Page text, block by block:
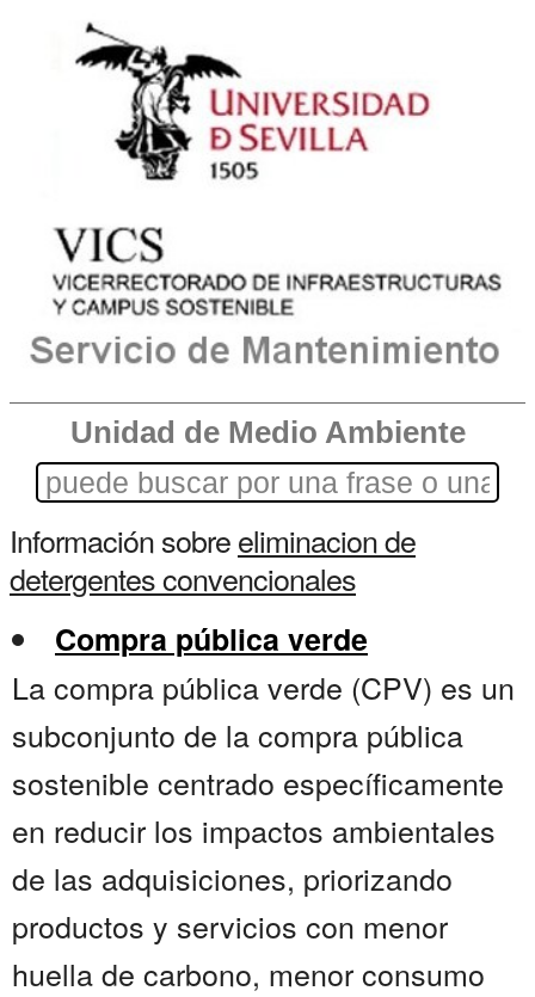
Unidad de Medio Ambiente
Información sobreeliminacion de
detergentes convencionales
Compra pública verde
La compra pública verde (CPV) es un
subconjunto de la compra pública
sostenible centrado específicamente
en reducir los impactos ambientales
de las adquisiciones, priorizando
productos y servicios con menor
huella de carbono, menor consumo